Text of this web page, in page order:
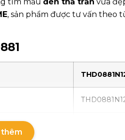
tìm mẫu đèn thả trần vừa
, sản phẩm được tư vấn theo